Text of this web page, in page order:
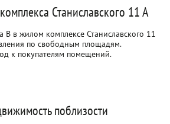
Станиславского 11 А
B в жилом комплексе Станиславского 11
по свободным площадям.
к покупателям помещений.
поблизости